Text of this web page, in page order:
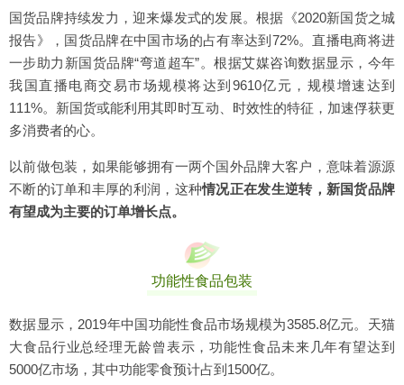
国货品牌持续发力，迎来爆发式的发展。根据《2020新国货之城
报告》，国货品牌在中国市场的占有率达到72%。直播电商将进
一步助力新国货品牌“弯道超车”。根据艾媒咨询数据显示，今年
我国直播电商交易市场规模将达到9610亿元，规模增速达到
111%。新国货或能利用其即时互动、时效性的特征，加速俘获更
多消费者的心。
以前做包装，如果能够拥有一两个国外品牌大客户，意味着源源
不断的订单和丰厚的利润，这种情况正在发生逆转，新国货品牌
有望成为主要的订单增长点。
功能性食品包装
数据显示，2019年中国功能性食品市场规模为3585.8亿元。天猫
大食品行业总经理无龄曾表示，功能性食品未来几年有望达到
5000亿市场，其中功能零食预计占到1500亿。